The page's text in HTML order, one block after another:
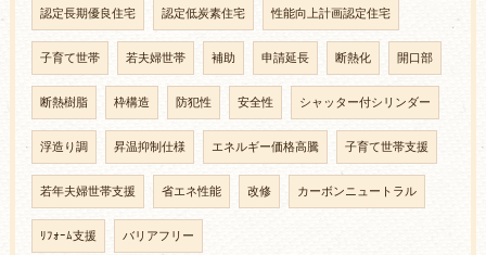
認定長期優良住宅 認定低炭素住宅 性能向上計画認定住宅
子育て世帯 若夫婦世帯 補助 申請延長 断熱化 開口部
断熱樹脂 枠構造 防犯性 安全性 シャッター付シリンダー
浮造り調 昇温抑制仕様 エネルギー価格高騰 子育て世帯支援
若年夫婦世帯支援 省エネ性能 改修 カーボンニュートラル
ﾘﾌｫｰﾑ支援 バリアフリー